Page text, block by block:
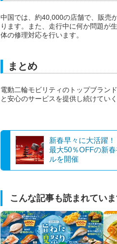
中国では、約40,000の店舗で、販売
ります。また、走行中に何か問題が
体の修理対応を行います。
まとめ
電動二輪モビリティのトップブラン
と安心のサービスを提供し続けてい
新春早々に大活躍
最大50％OFFの新
ルを開催
こんな記事も読まれてい